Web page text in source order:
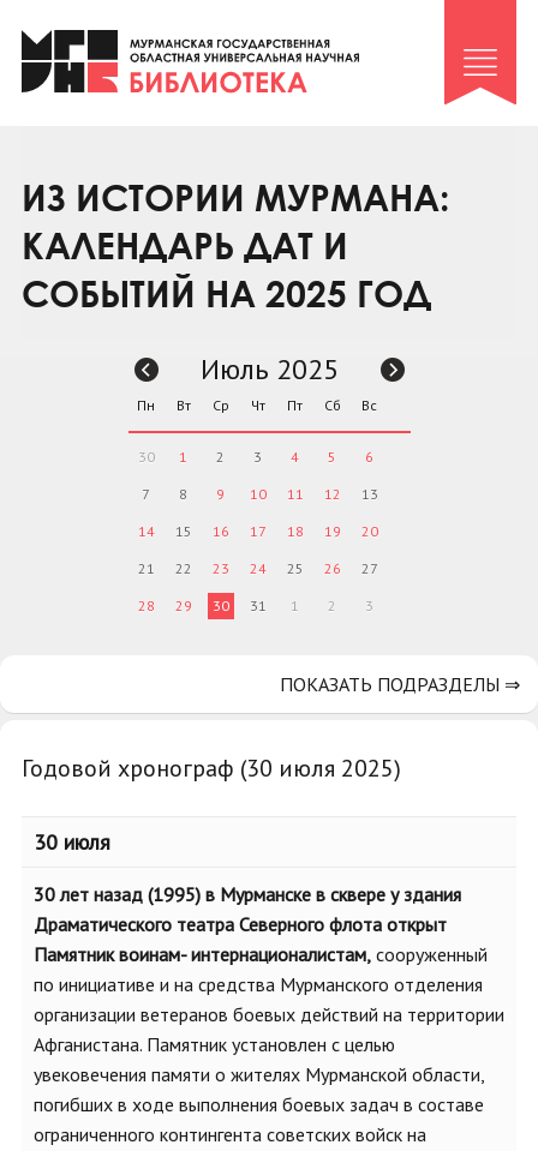
Клуб «Гиря и сельдерей»
Клуб «Семейный архив»
Коллегам
Контакты
ИЗ ИСТОРИИ МУРМАНА:
КАЛЕНДАРЬ ДАТ И
СОБЫТИЙ НА 2025 ГОД
Годовой хронограф (30 июля 2025)
30 июля
30 лет назад (1995) в Мурманске в сквере у здания
Драматического театра Северного флота открыт
Памятник воинам- интернационалистам, сооруженный
по инициативе и на средства Мурманского отделения
организации ветеранов боевых действий на территории
Афганистана. Памятник установлен с целью
увековечения памяти о жителях Мурманской области,
погибших в ходе выполнения боевых задач в составе
ограниченного контингента советских войск на
Июль 2025
Пн Вт Ср Чт Пт Сб Вс
30 1 2 3 4 5 6
7 8 9 10 11 12 13
14 15 16 17 18 19 20
21 22 23 24 25 26 27
28 29 30 31 1 2 3
ПОКАЗАТЬ ПОДРАЗДЕЛЫ ⇒